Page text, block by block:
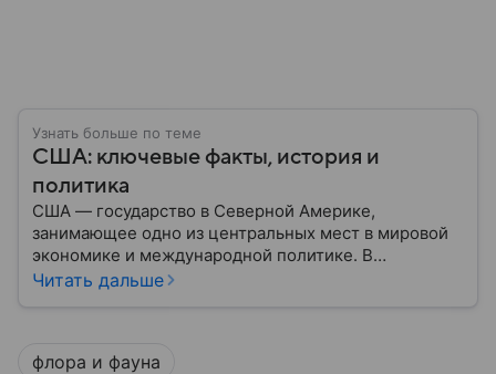
Узнать больше по теме
США: ключевые факты, история и
политика
США — государство в Северной Америке,
занимающее одно из центральных мест в мировой
экономике и международной политике. В
материале — основные сведения об этой стране.
Читать дальше
флора и фауна